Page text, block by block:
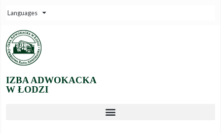
Languages
IZBA ADWOKACKA
W ŁODZI